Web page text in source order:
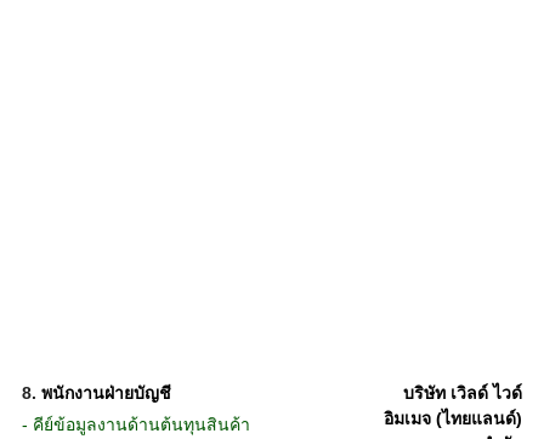
8. พนักงานฝ่ายบัญชี
- คีย์ข้อมูลงานด้านต้นทุนสินค้า
บริษัท เวิลด์ ไวด์
อิมเมจ (ไทยแลนด์)